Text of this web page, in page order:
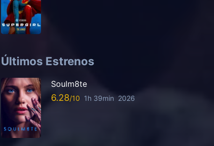
Últimos Estrenos
Soulm8te
6.28 1h 39min 2026